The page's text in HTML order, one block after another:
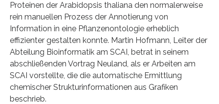
Proteinen der Arabidopsis thaliana den normalerweise
rein manuellen Prozess der Annotierung von
Information in eine Pflanzenontologie erheblich
effizienter gestalten konnte. Martin Hofmann, Leiter der
Abteilung Bioinformatik am SCAI, betrat in seinem
abschließenden Vortrag Neuland, als er Arbeiten am
SCAI vorstellte, die die automatische Ermittlung
chemischer Strukturinformationen aus Grafiken
beschrieb.